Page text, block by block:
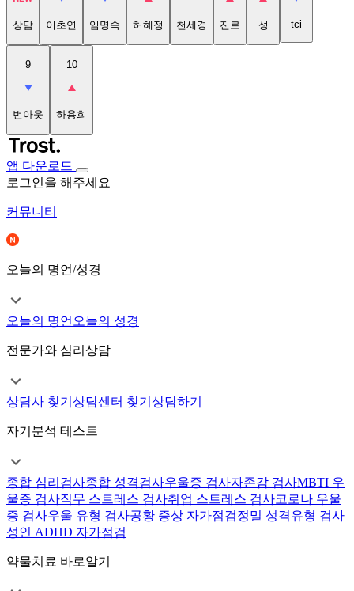
상담 이초연 임명숙 허혜정 천세경 진로 성 tci
9
번아웃
10
하용희
앱 다운로드
로그인을 해주세요
커뮤니티
오늘의 명언/성경
오늘의 명언 오늘의 성경
전문가와 심리상담
상담사 찾기 상담센터 찾기 상담하기
자기분석 테스트
종합 심리검사종합 성격검사우울증 검사자존감 검사MBTI 우
울증 검사직무 스트레스 검사취업 스트레스 검사코로나 우울
증 검사우울 유형 검사공황 증상 자가점검정밀 성격유형 검사
성인 ADHD 자가점검
약물치료 바로알기